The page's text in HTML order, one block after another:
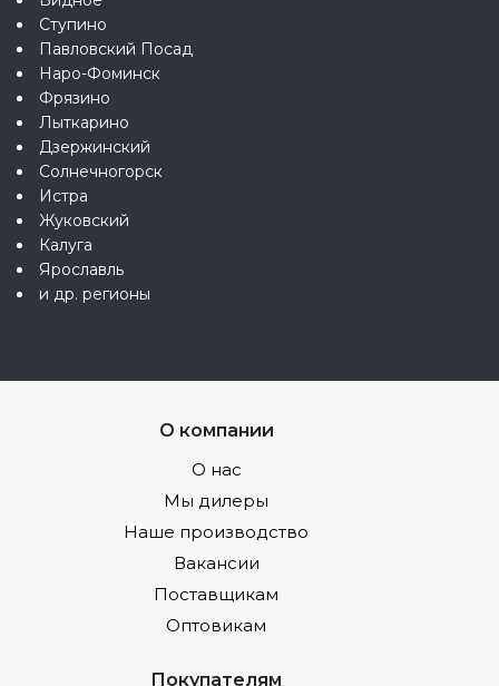
Ступино
Павловский Посад
Наро-Фоминск
Фрязино
Лыткарино
Дзержинский
Солнечногорск
Истра
Жуковский
Калуга
Ярославль
и др. регионы
О компании
О нас
Мы дилеры
Наше производство
Вакансии
Поставщикам
Оптовикам
Покупателям